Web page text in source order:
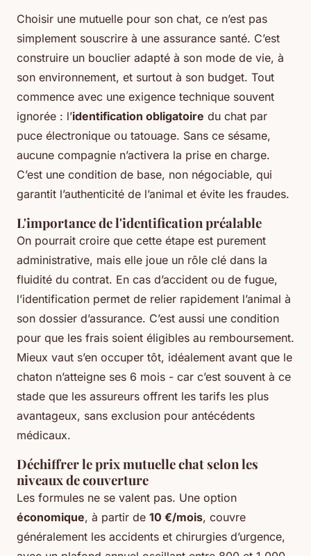
Choisir une mutuelle pour son chat, ce n’est pas
simplement souscrire à une assurance santé. C’est
construire un bouclier adapté à son mode de vie, à
son environnement, et surtout à son budget. Tout
commence avec une exigence technique souvent
ignorée : l’identification obligatoire du chat par
puce électronique ou tatouage. Sans ce sésame,
aucune compagnie n’activera la prise en charge.
C’est une condition de base, non négociable, qui
garantit l’authenticité de l’animal et évite les fraudes.
L'importance de l'identification préalable
On pourrait croire que cette étape est purement
administrative, mais elle joue un rôle clé dans la
fluidité du contrat. En cas d’accident ou de fugue,
l’identification permet de relier rapidement l’animal à
son dossier d’assurance. C’est aussi une condition
pour que les frais soient éligibles au remboursement.
Mieux vaut s’en occuper tôt, idéalement avant que le
chaton n’atteigne ses 6 mois - car c’est souvent à ce
stade que les assureurs offrent les tarifs les plus
avantageux, sans exclusion pour antécédents
médicaux.
Déchiffrer le prix mutuelle chat selon les
niveaux de couverture
Les formules ne se valent pas. Une option
économique, à partir de 10 €/mois, couvre
généralement les accidents et chirurgies d’urgence,